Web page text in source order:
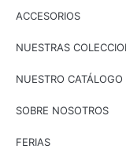
ACCESORIOS
NUESTRAS
NUESTRO CATÁLOGO
SOBRE NOSOTROS
FERIAS